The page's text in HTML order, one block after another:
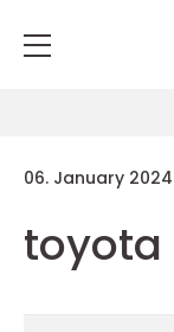
06. January 2024